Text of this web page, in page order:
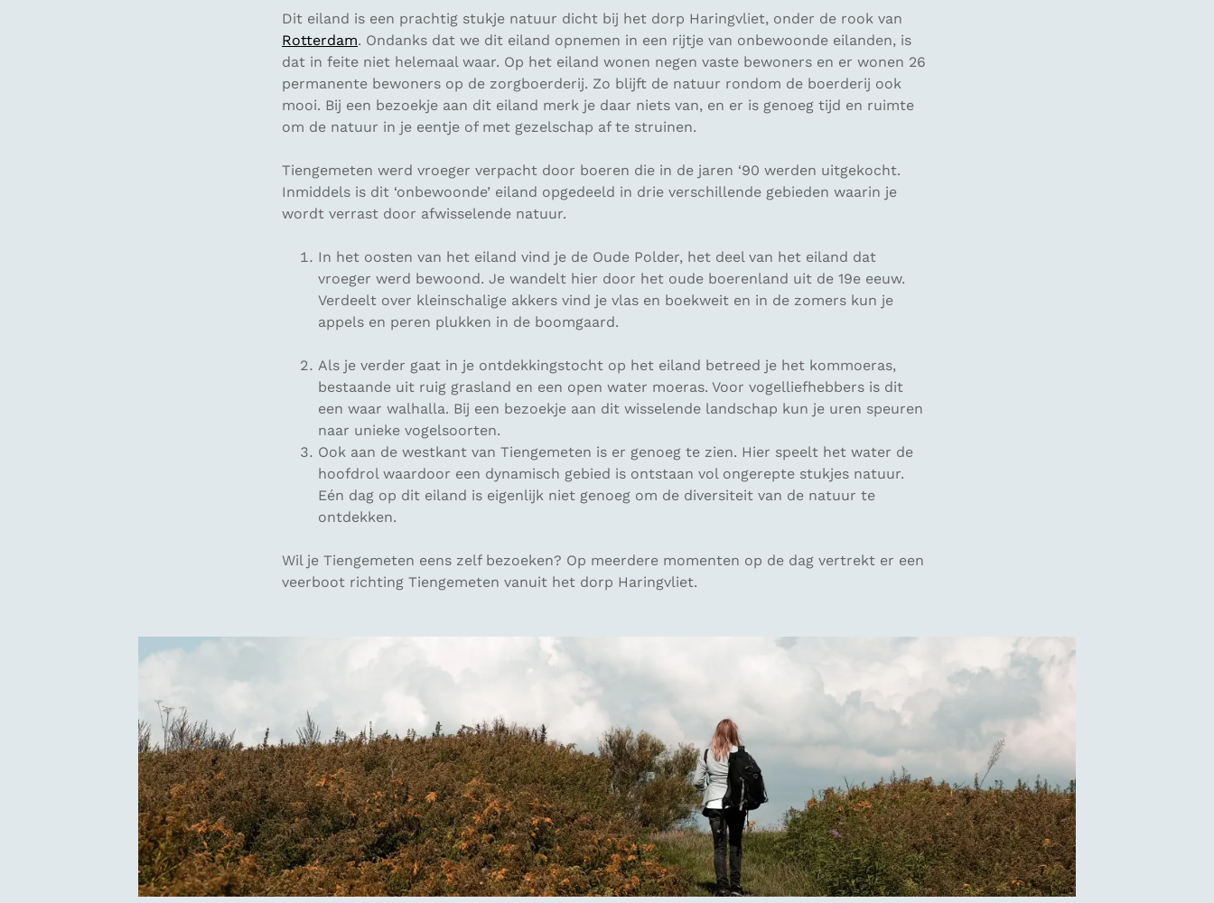
Dit eiland is een prachtig stukje natuur dicht bij het dorp Haringvliet, onder de rook van
Rotterdam. Ondanks dat we dit eiland opnemen in een rijtje van onbewoonde eilanden, is
dat in feite niet helemaal waar. Op het eiland wonen negen vaste bewoners en er wonen 26
permanente bewoners op de zorgboerderij. Zo blijft de natuur rondom de boerderij ook
mooi. Bij een bezoekje aan dit eiland merk je daar niets van, en er is genoeg tijd en ruimte
om de natuur in je eentje of met gezelschap af te struinen.
Tiengemeten werd vroeger verpacht door boeren die in de jaren ‘90 werden uitgekocht.
Inmiddels is dit ‘onbewoonde’ eiland opgedeeld in drie verschillende gebieden waarin je
wordt verrast door afwisselende natuur.
In het oosten van het eiland vind je de Oude Polder, het deel van het eiland dat
vroeger werd bewoond. Je wandelt hier door het oude boerenland uit de 19e eeuw.
Verdeelt over kleinschalige akkers vind je vlas en boekweit en in de zomers kun je
appels en peren plukken in de boomgaard.
Als je verder gaat in je ontdekkingstocht op het eiland betreed je het kommoeras,
bestaande uit ruig grasland en een open water moeras. Voor vogelliefhebbers is dit
een waar walhalla. Bij een bezoekje aan dit wisselende landschap kun je uren speuren
naar unieke vogelsoorten.
Ook aan de westkant van Tiengemeten is er genoeg te zien. Hier speelt het water de
hoofdrol waardoor een dynamisch gebied is ontstaan vol ongerepte stukjes natuur.
Eén dag op dit eiland is eigenlijk niet genoeg om de diversiteit van de natuur te
ontdekken.
Wil je Tiengemeten eens zelf bezoeken? Op meerdere momenten op de dag vertrekt er een
veerboot richting Tiengemeten vanuit het dorp Haringvliet.